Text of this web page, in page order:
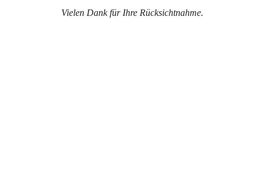
Vielen Dank für Ihre Rücksichtnahme.